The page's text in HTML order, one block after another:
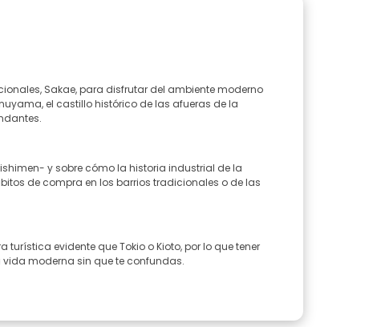
Sakae, para disfrutar del ambiente moderno
el castillo histórico de las afueras de la
y sobre cómo la historia industrial de la
de compra en los barrios tradicionales o de las
evidente que Tokio o Kioto, por lo que tener
moderna sin que te confundas.